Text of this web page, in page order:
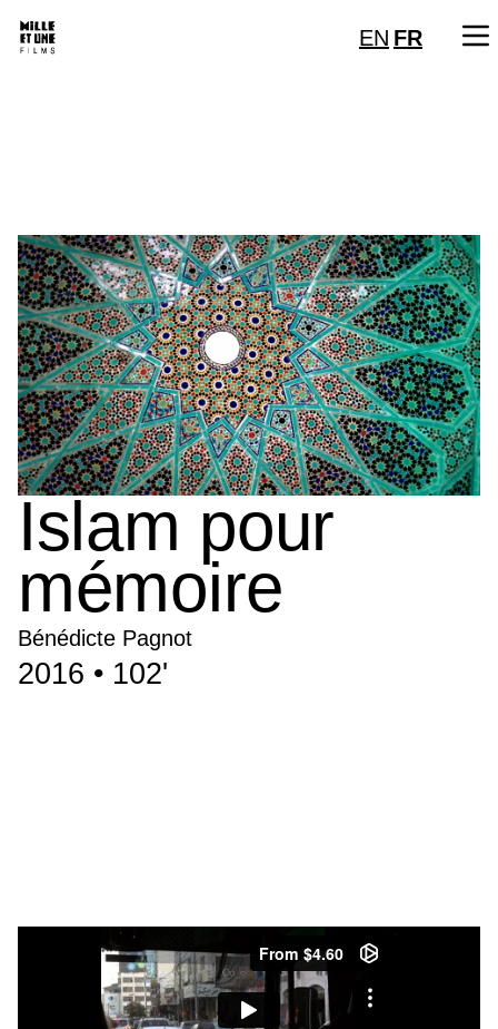
EN FR
Islam pour
mémoire
Bénédicte Pagnot
2016 • 102'